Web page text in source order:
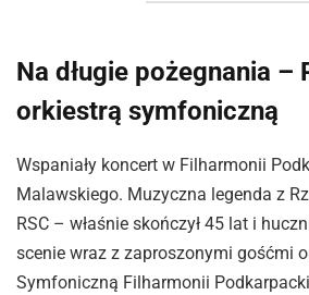
Na długie pożegnania –
orkiestrą symfoniczną
Wspaniały koncert w Filharmonii
Malawskiego. Muzyczna legenda z
RSC – właśnie skończył 45 lat i
scenie wraz z zaproszonymi gośćmi
Symfoniczną Filharmonii